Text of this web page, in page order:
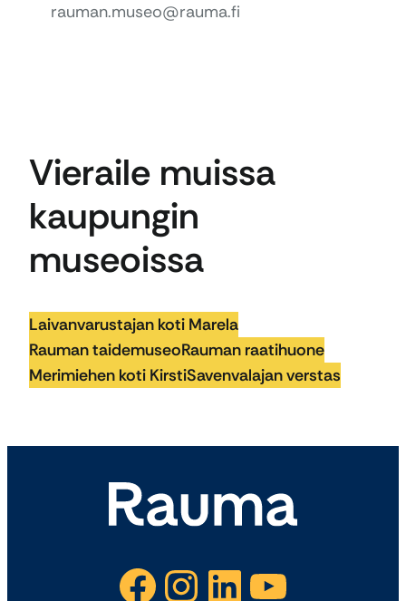
rauman.museo@rauma.fi
Vieraile muissa
kaupungin
museoissa
Laivanvarustajan koti Marela
Rauman taidemuseoRauman raatihuone
Merimiehen koti KirstiSavenvalajan verstas
Facebook Instagram LinkedIn YouTube